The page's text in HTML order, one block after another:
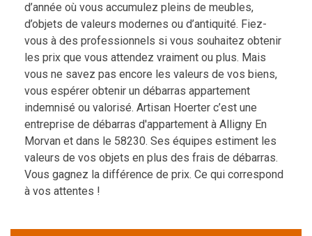
d’année où vous accumulez pleins de meubles,
d’objets de valeurs modernes ou d’antiquité. Fiez-
vous à des professionnels si vous souhaitez obtenir
les prix que vous attendez vraiment ou plus. Mais
vous ne savez pas encore les valeurs de vos biens,
vous espérer obtenir un débarras appartement
indemnisé ou valorisé. Artisan Hoerter c’est une
entreprise de débarras d'appartement à Alligny En
Morvan et dans le 58230. Ses équipes estiment les
valeurs de vos objets en plus des frais de débarras.
Vous gagnez la différence de prix. Ce qui correspond
à vos attentes !